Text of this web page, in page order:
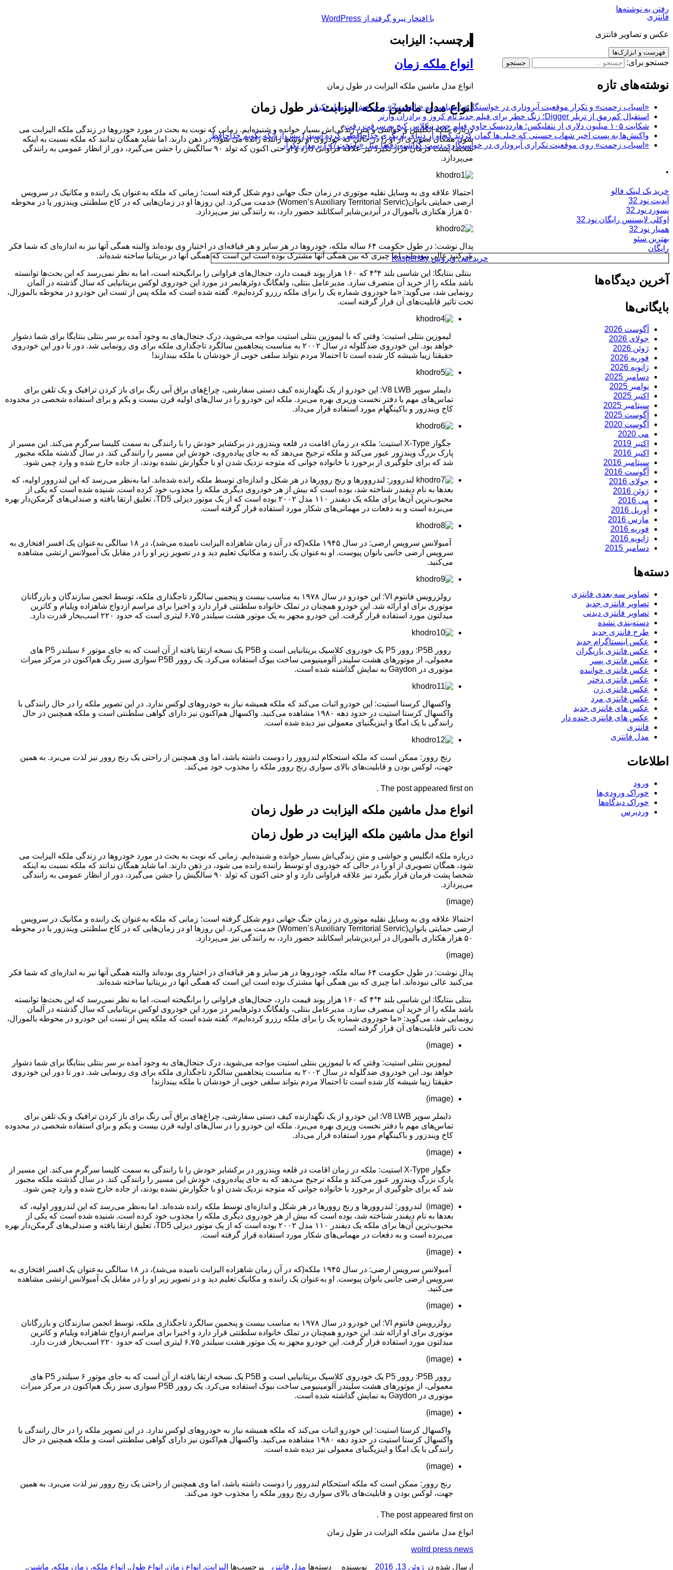
رفتن به نوشته‌ها
فانتزی
عکس و تصاویر فانتزی
فهرست و ابزارک‌ها
جستجو برای:
نوشته‌های تازه
«اسباب زحمت» و تکرار موقعیت آبروداری در خواستگاری؛ شباهت به «پایتخت7» و چرخش بر مدار تکرار
استقبال کم‌رمق از تریلر Digger؛ زنگ خطر برای فیلم جدید تام کروز و برادران وارنر
شکایت ۱۰۵ میلیون دلاری از نتفلیکس؛ هارددیسک حاوی فیلم جدید نیکلاس کیج به سرقت رفت
واکنش‌ها به پست اخیر شهاب حسینی که خیلی‌ها گمان کردند که او از دنیای بازیگری خداحافظی کرده است | پیش از آنکه بگویم خداحافظ
«اسباب زحمت» روی موقعیت تکراری آبروداری در خواستگاری دست گذاشته دقیقا مثل «پایتخت7» | برمدار تکرار
.
خرید بک لینک فالو
آپدیت نود 32
پسورد نود 32
اوکلی لایسنس رایگان نود 32
همیار نود 32
بهترین سئو
رایگان
خرید آنتی ویروس Kaspersky
آخرین دیدگاه‌ها
بایگانی‌ها
آگوست 2026
جولای 2026
ژوئن 2026
فوریه 2026
ژانویه 2026
دسامبر 2025
نوامبر 2025
اکتبر 2025
سپتامبر 2025
آگوست 2025
آگوست 2020
می 2020
اکتبر 2019
اکتبر 2016
سپتامبر 2016
آگوست 2016
جولای 2016
ژوئن 2016
می 2016
آوریل 2016
مارس 2016
فوریه 2016
ژانویه 2016
دسامبر 2015
دسته‌ها
تصاویر سه بعدی فانتزی
تصاویر فانتزی جدید
تصاویر فانتزی دیدنی
دسته‌بندی نشده
طرح فانتزی جدید
عکس اینستاگرام جدید
عکس فانتزی بازیگران
عکس فانتزی پسر
عکس فانتزی خواننده
عکس فانتزی دختر
عکس فانتزی زن
عکس فانتزی مرد
عکس های فانتزی جدید
عکس های فانتزی خنده دار
فانتزی
مدل فانتزی
اطلاعات
ورود
خوراک ورودی‌ها
خوراک دیدگاه‌ها
وردپرس
برچسب: الیزابت
انواع ملکه زمان
انواع مدل ماشین ملکه الیزابت در طول زمان
انواع مدل ماشین ملکه الیزابت در طول زمان
درباره ملکه انگلیس و حواشی و متن زندگی‌اش بسیار خوانده و شنیده‌ایم. زمانی که نوبت به بحث در مورد خودروها در زندگی ملکه الیزابت می
شود، همگان تصویری از او را در حالی که خودروی او توسط راننده رانده می شود، در ذهن دارند. اما شاید همگان ندانند که ملکه نسبت به اینکه
شخصا پشت فرمان قرار بگیرد نیز علاقه فراوانی دارد و او حتی اکنون که تولد ۹۰ سالگیش را جشن می‌گیرد، دور از انظار عمومی به رانندگی
می‌پردازد.
احتمالا علاقه وی به وسایل نقلیه موتوری در زمان جنگ جهانی دوم شکل گرفته است؛ زمانی که ملکه به‌عنوان یک راننده و مکانیک در سرویس
ارضی حمایتی بانوان(Women’s Auxiliary Territorial Servic) خدمت می‌کرد. این روزها او در زمان‌هایی که در کاخ سلطنتی ویندزور یا در محوطه
۵۰ هزار هکتاری بالمورال در آبردین‌شایر اسکاتلند حضور دارد، به رانندگی نیز می‌پردازد.
پدال نوشت: در طول حکومت ۶۴ ساله ملکه، خودروها در هر سایز و هر قیافه‌ای در اختیار وی بوده‌اند والبته همگی آنها نیز به اندازه‌ای که شما فکر
می‌کنید عالی نبوده‌اند. اما چیزی که بین همگی آنها مشترک بوده است این است که همگی آنها در بریتانیا ساخته شده‌اند.
بنتلی بنتایگا: این شاسی بلند ۴*۴ که ۱۶۰ هزار پوند قیمت دارد، جنجال‌های فراوانی را برانگیخته است، اما به نظر نمی‌رسد که این بحث‌ها توانسته
باشد ملکه را از خرید آن منصرف سازد. مدیرعامل بنتلی، ولفگانگ دوئرهایمر در مورد این خودروی لوکس بریتانیایی که سال گذشته در آلمان
رونمایی شد، می‌گوید: «ما خودروی شماره یک را برای ملکه رزرو کرده‌ایم». گفته شده است که ملکه پس از تست این خودرو در محوطه بالمورال،
تحت تاثیر قابلیت‌های آن قرار گرفته است.
لیموزین بنتلی استیت: وقتی که با لیموزین بنتلی استیت مواجه می‌شوید، درک جنجال‌های به وجود آمده بر سر بنتلی بنتایگا برای شما دشوار
خواهد بود. این خودروی ضدگلوله در سال ۲۰۰۲ به مناسبت پنجاهمین سالگرد تاجگذاری ملکه برای وی رونمایی شد. دور تا دور این خودروی
حقیقتا زیبا شیشه کار شده است تا احتمالا مردم بتواند سلفی خوبی از خودشان با ملکه بیندازند!
دایملر سوپر V8 LWB: این خودرو از یک نگهدارنده کیف دستی سفارشی، چراغ‌های براق آبی رنگ برای باز کردن ترافیک و یک تلفن برای
تماس‌های مهم با دفتر نخست وزیری بهره می‌برد. ملکه این خودرو را در سال‌های اولیه قرن بیست و یکم و برای استفاده شخصی در محدوده
کاخ ویندزور و باکینگهام مورد استفاده قرار می‌داد.
جگوار X-Type استیت: ملکه در زمان اقامت در قلعه ویندزور در برکشایر خودش را با رانندگی به سمت کلیسا سرگرم می‌کند. این مسیر از
پارک بزرگ ویندزور عبور می‌کند و ملکه ترجیح می‌دهد که به جای پیاده‌روی، خودش این مسیر را رانندگی کند. در سال گذشته ملکه مجبور
شد که برای جلوگیری از برخورد با خانواده جوانی که متوجه نزدیک شدن او با جگوارش نشده بودند، از جاده خارج شده و وارد چمن شود.
لندروور: لندروورها و رنج روور‌ها در هر شکل و اندازه‌ای توسط ملکه رانده شده‌اند. اما به‌نظر می‌رسد که این لندروور اولیه، که
بعدها به نام دیفندر شناخته شد، بوده است که بیش از هر خودروی دیگری ملکه را مجذوب خود کرده است. شنیده شده است که یکی از
محبوب‌ترین آن‌ها برای ملکه یک دیفندر ۱۱۰ مدل ۲۰۰۲ بوده است که از یک موتور دیزلی TD5، تعلیق ارتقا یافته و صندلی‌های گرمکن‌دار بهره
می‌برده است و به دفعات در مهمانی‌های شکار مورد استفاده قرار گرفته است.
آمبولانس سرویس ارضی: در سال ۱۹۴۵ ملکه(که در آن زمان شاهزاده الیزابت نامیده می‌شد)، در ۱۸ سالگی به‌عنوان یک افسر افتخاری به
سرویس ارضی جانبی بانوان پیوست. او به‌عنوان یک راننده و مکانیک تعلیم دید و در تصویر زیر او را در مقابل یک آمبولانس ارتشی مشاهده
می‌کنید.
رولزرویس فانتوم VI: این خودرو در سال ۱۹۷۸ به مناسب بیست و پنجمین سالگرد تاجگذاری ملکه، توسط انجمن سازندگان و بازرگانان
موتوری برای او ارائه شد. این خودرو همچنان در تملک خانواده سلطنتی قرار دارد و اخیرا برای مراسم ازدواج شاهزاده ویلیام و کاترین
میدلتون مورد استفاده قرار گرفت. این خودرو مجهز به یک موتور هشت سیلندر ۶.۷۵ لیتری است که حدود ۲۲۰ اسب‌بخار قدرت دارد.
روور P5B: روور P5 یک خودروی کلاسیک بریتانیایی است و P5B یک نسخه ارتقا یافته از آن است که به جای موتور ۶ سیلندر P5 های
معمولی، از موتورهای هشت سلیندر آلومینیومی ساخت بیوک استفاده می‌کرد. یک روور P5B سواری سبز رنگ هم‌اکنون در مرکز میراث
موتوری در Gaydon به نمایش گذاشته شده است.
واکسهال کرستا استیت: این خودرو اثبات می‌کند که ملکه همیشه نیاز به خودروهای لوکس ندارد. در این تصویر ملکه را در حال رانندگی با
واکسهال کرستا استیت در حدود دهه ۱۹۸۰ مشاهده می‌کنید. واکسهال هم‌اکنون نیز دارای گواهی سلطنتی است و ملکه همچنین در حال
رانندگی با یک امگا و اینزیگنیای معمولی نیز دیده شده است.
رنج روور: ممکن است که ملکه استحکام لندروور را دوست داشته باشد، اما وی همچنین از راحتی یک رنج روور نیز لذت می‌برد. به همین
جهت، لوکس بودن و قابلیت‌های بالای سواری رنج روور ملکه را مجذوب خود می‌کند.
The post appeared first on .
انواع مدل ماشین ملکه الیزابت در طول زمان
انواع مدل ماشین ملکه الیزابت در طول زمان
درباره ملکه انگلیس و حواشی و متن زندگی‌اش بسیار خوانده و شنیده‌ایم. زمانی که نوبت به بحث در مورد خودروها در زندگی ملکه الیزابت می
شود، همگان تصویری از او را در حالی که خودروی او توسط راننده رانده می شود، در ذهن دارند. اما شاید همگان ندانند که ملکه نسبت به اینکه
شخصا پشت فرمان قرار بگیرد نیز علاقه فراوانی دارد و او حتی اکنون که تولد ۹۰ سالگیش را جشن می‌گیرد، دور از انظار عمومی به رانندگی
می‌پردازد.
(image)
احتمالا علاقه وی به وسایل نقلیه موتوری در زمان جنگ جهانی دوم شکل گرفته است؛ زمانی که ملکه به‌عنوان یک راننده و مکانیک در سرویس
ارضی حمایتی بانوان(Women’s Auxiliary Territorial Servic) خدمت می‌کرد. این روزها او در زمان‌هایی که در کاخ سلطنتی ویندزور یا در محوطه
۵۰ هزار هکتاری بالمورال در آبردین‌شایر اسکاتلند حضور دارد، به رانندگی نیز می‌پردازد.
(image)
پدال نوشت: در طول حکومت ۶۴ ساله ملکه، خودروها در هر سایز و هر قیافه‌ای در اختیار وی بوده‌اند والبته همگی آنها نیز به اندازه‌ای که شما فکر
می‌کنید عالی نبوده‌اند. اما چیزی که بین همگی آنها مشترک بوده است این است که همگی آنها در بریتانیا ساخته شده‌اند.
بنتلی بنتایگا: این شاسی بلند ۴*۴ که ۱۶۰ هزار پوند قیمت دارد، جنجال‌های فراوانی را برانگیخته است، اما به نظر نمی‌رسد که این بحث‌ها توانسته
باشد ملکه را از خرید آن منصرف سازد. مدیرعامل بنتلی، ولفگانگ دوئرهایمر در مورد این خودروی لوکس بریتانیایی که سال گذشته در آلمان
رونمایی شد، می‌گوید: «ما خودروی شماره یک را برای ملکه رزرو کرده‌ایم». گفته شده است که ملکه پس از تست این خودرو در محوطه بالمورال،
تحت تاثیر قابلیت‌های آن قرار گرفته است.
(image)
لیموزین بنتلی استیت: وقتی که با لیموزین بنتلی استیت مواجه می‌شوید، درک جنجال‌های به وجود آمده بر سر بنتلی بنتایگا برای شما دشوار
خواهد بود. این خودروی ضدگلوله در سال ۲۰۰۲ به مناسبت پنجاهمین سالگرد تاجگذاری ملکه برای وی رونمایی شد. دور تا دور این خودروی
حقیقتا زیبا شیشه کار شده است تا احتمالا مردم بتواند سلفی خوبی از خودشان با ملکه بیندازند!
(image)
دایملر سوپر V8 LWB: این خودرو از یک نگهدارنده کیف دستی سفارشی، چراغ‌های براق آبی رنگ برای باز کردن ترافیک و یک تلفن برای
تماس‌های مهم با دفتر نخست وزیری بهره می‌برد. ملکه این خودرو را در سال‌های اولیه قرن بیست و یکم و برای استفاده شخصی در محدوده
کاخ ویندزور و باکینگهام مورد استفاده قرار می‌داد.
(image)
جگوار X-Type استیت: ملکه در زمان اقامت در قلعه ویندزور در برکشایر خودش را با رانندگی به سمت کلیسا سرگرم می‌کند. این مسیر از
پارک بزرگ ویندزور عبور می‌کند و ملکه ترجیح می‌دهد که به جای پیاده‌روی، خودش این مسیر را رانندگی کند. در سال گذشته ملکه مجبور
شد که برای جلوگیری از برخورد با خانواده جوانی که متوجه نزدیک شدن او با جگوارش نشده بودند، از جاده خارج شده و وارد چمن شود.
(image) لندروور: لندروورها و رنج روور‌ها در هر شکل و اندازه‌ای توسط ملکه رانده شده‌اند. اما به‌نظر می‌رسد که این لندروور اولیه، که
بعدها به نام دیفندر شناخته شد، بوده است که بیش از هر خودروی دیگری ملکه را مجذوب خود کرده است. شنیده شده است که یکی از
محبوب‌ترین آن‌ها برای ملکه یک دیفندر ۱۱۰ مدل ۲۰۰۲ بوده است که از یک موتور دیزلی TD5، تعلیق ارتقا یافته و صندلی‌های گرمکن‌دار بهره
می‌برده است و به دفعات در مهمانی‌های شکار مورد استفاده قرار گرفته است.
(image)
آمبولانس سرویس ارضی: در سال ۱۹۴۵ ملکه(که در آن زمان شاهزاده الیزابت نامیده می‌شد)، در ۱۸ سالگی به‌عنوان یک افسر افتخاری به
سرویس ارضی جانبی بانوان پیوست. او به‌عنوان یک راننده و مکانیک تعلیم دید و در تصویر زیر او را در مقابل یک آمبولانس ارتشی مشاهده
می‌کنید.
(image)
رولزرویس فانتوم VI: این خودرو در سال ۱۹۷۸ به مناسب بیست و پنجمین سالگرد تاجگذاری ملکه، توسط انجمن سازندگان و بازرگانان
موتوری برای او ارائه شد. این خودرو همچنان در تملک خانواده سلطنتی قرار دارد و اخیرا برای مراسم ازدواج شاهزاده ویلیام و کاترین
میدلتون مورد استفاده قرار گرفت. این خودرو مجهز به یک موتور هشت سیلندر ۶.۷۵ لیتری است که حدود ۲۲۰ اسب‌بخار قدرت دارد.
(image)
روور P5B: روور P5 یک خودروی کلاسیک بریتانیایی است و P5B یک نسخه ارتقا یافته از آن است که به جای موتور ۶ سیلندر P5 های
معمولی، از موتورهای هشت سلیندر آلومینیومی ساخت بیوک استفاده می‌کرد. یک روور P5B سواری سبز رنگ هم‌اکنون در مرکز میراث
موتوری در Gaydon به نمایش گذاشته شده است.
(image)
واکسهال کرستا استیت: این خودرو اثبات می‌کند که ملکه همیشه نیاز به خودروهای لوکس ندارد. در این تصویر ملکه را در حال رانندگی با
واکسهال کرستا استیت در حدود دهه ۱۹۸۰ مشاهده می‌کنید. واکسهال هم‌اکنون نیز دارای گواهی سلطنتی است و ملکه همچنین در حال
رانندگی با یک امگا و اینزیگنیای معمولی نیز دیده شده است.
(image)
رنج روور: ممکن است که ملکه استحکام لندروور را دوست داشته باشد، اما وی همچنین از راحتی یک رنج روور نیز لذت می‌برد. به همین
جهت، لوکس بودن و قابلیت‌های بالای سواری رنج روور ملکه را مجذوب خود می‌کند.
The post appeared first on .
انواع مدل ماشین ملکه الیزابت در طول زمان
wolrd press news
ارسال شده در ژوئن 13, 2016 نویسنده دسته‌ها مدل فانتزی برچسب‌ها الیزابت, انواع زمان, انواع طول, انواع ملکه, زمان ملکه, ماشین,
با افتخار نیرو گرفته از WordPress